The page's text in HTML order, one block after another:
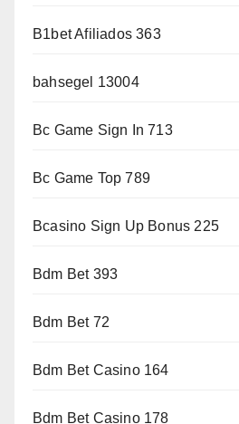
B1bet Afiliados 363
bahsegel 13004
Bc Game Sign In 713
Bc Game Top 789
Bcasino Sign Up Bonus 225
Bdm Bet 393
Bdm Bet 72
Bdm Bet Casino 164
Bdm Bet Casino 178